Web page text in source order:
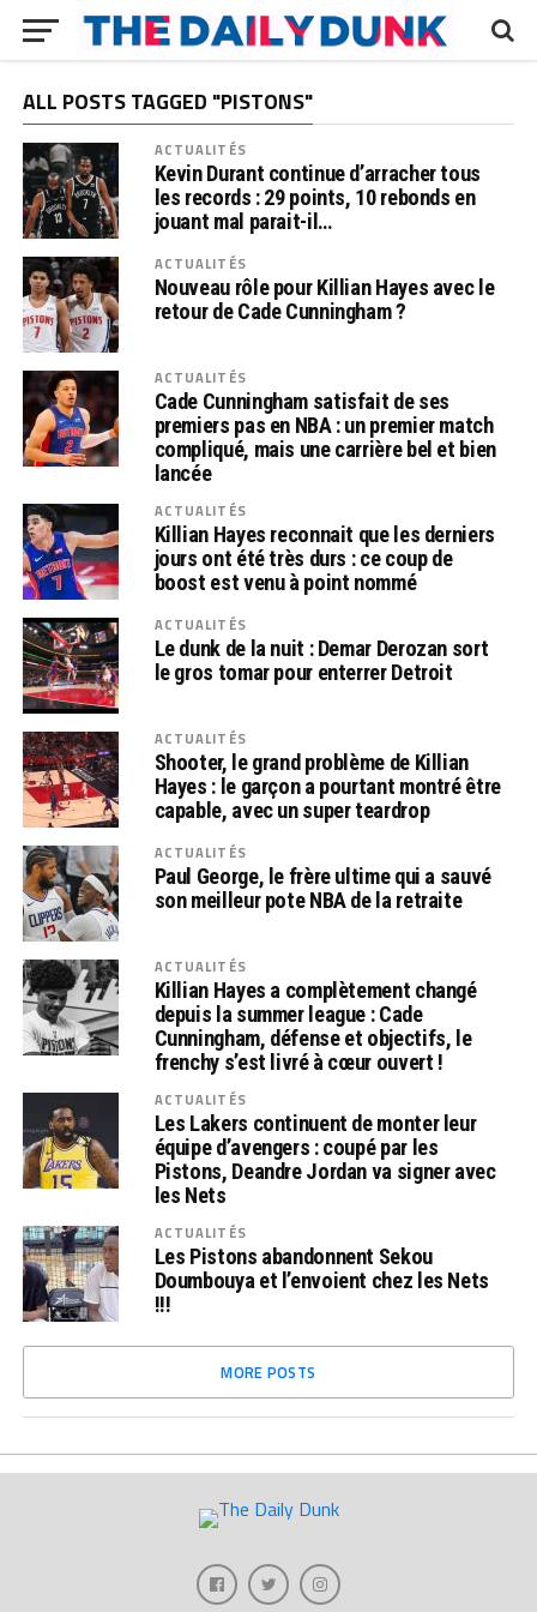
ALL POSTS TAGGED "PISTONS"
ACTUALITÉS
Kevin Durant continue d’arracher tous
les records : 29 points, 10 rebonds en
jouant mal parait-il…
ACTUALITÉS
Nouveau rôle pour Killian Hayes avec le
retour de Cade Cunningham ?
ACTUALITÉS
Cade Cunningham satisfait de ses
premiers pas en NBA : un premier match
compliqué, mais une carrière bel et bien
lancée
ACTUALITÉS
Killian Hayes reconnait que les derniers
jours ont été très durs : ce coup de
boost est venu à point nommé
ACTUALITÉS
Le dunk de la nuit : Demar Derozan sort
le gros tomar pour enterrer Detroit
ACTUALITÉS
Shooter, le grand problème de Killian
Hayes : le garçon a pourtant montré être
capable, avec un super teardrop
ACTUALITÉS
Paul George, le frère ultime qui a sauvé
son meilleur pote NBA de la retraite
ACTUALITÉS
Killian Hayes a complètement changé
depuis la summer league : Cade
Cunningham, défense et objectifs, le
frenchy s’est livré à cœur ouvert !
ACTUALITÉS
Les Lakers continuent de monter leur
équipe d’avengers : coupé par les
Pistons, Deandre Jordan va signer avec
les Nets
ACTUALITÉS
Les Pistons abandonnent Sekou
Doumbouya et l’envoient chez les Nets
!!!
MORE POSTS